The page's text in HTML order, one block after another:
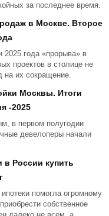
за последнее время.
в Москве. Второе
2025 года «прорыва» в
проектов в столице не
на их сокращение.
Москвы. Итоги
-2025
в первом полугодии
девелоперы начали
России купить
помогла огромному
собственное